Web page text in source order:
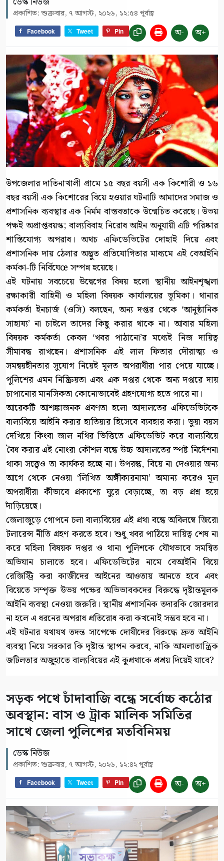
প্রকাশিত: শুক্রবার, ৭ আগস্ট, ২০২৬, ১২:৫৪ পূর্বাহ্ণ
Facebook Tweet Pin অ- অ+
উপজেলার দাতিনাখালী গ্রামে ১৫ বছর বয়সী এক কিশোরী ও ১৬
বছর বয়সী এক কিশোরের বিয়ে হওয়ার ঘটনাটি আমাদের সমাজ ও
প্রশাসনিক ব্যবস্থার এক নির্মম বাস্তবতাকে উন্মেচিত করেছে। উভয়
পক্ষই অপ্রাপ্তবয়স্ক; বাল্যবিবাহ নিরোধ আইন অনুযায়ী এটি পরিষ্কার
শাস্তিযোগ্য অপরাধ। অথচ এফিডেভিটের দোহাই দিয়ে এবং
প্রশাসনিক দায় ঠেলার অদ্ভুত প্রতিযোগিতার মাধ্যমে এই বেআইনি
কর্মকা-টি নির্বিঘেœ সম্পন্ন হয়েছে।
এই ঘটনায় সবচেয়ে উদ্বেগের বিষয় হলো স্থানীয় আইনশৃঙ্খলা
রক্ষাকারী বাহিনী ও মহিলা বিষয়ক কার্যালয়ের ভূমিকা। থানার
কর্মকর্তা ইনচার্জ (ওসি) বলছেন, অন্য দপ্তর থেকে ‘আনুষ্ঠানিক
সাহায্য’ না চাইলে তাদের কিছু করার থাকে না। আবার মহিলা
বিষয়ক কর্মকর্তা কেবল ‘খবর পাঠানো’র মধ্যেই নিজ দায়িত্ব
সীমাবদ্ধ রাখছেন। প্রশাসনিক এই লাল ফিতার দৌরাত্ম্য ও
সমন্বয়হীনতার সুযোগ নিয়েই মূলত অপরাধীরা পার পেয়ে যাচ্ছে।
পুলিশের এমন নিষ্ক্রিয়তা এবং এক দপ্তর থেকে অন্য দপ্তরে দায়
চাপানোর মানসিকতা কোনোভাবেই গ্রহণযোগ্য হতে পারে না।
আরেকটি আশঙ্কাজনক প্রবণতা হলো আদালতের এফিডেভিটকে
বাল্যবিয়ে আইনি করার হাতিয়ার হিসেবে ব্যবহার করা। ভুয়া বয়স
দেখিয়ে কিংবা জাল নথির ভিত্তিতে এফিডেভিট করে বাল্যবিয়ে
বৈধ করার এই নোংরা কৌশল বন্ধে উচ্চ আদালতের স্পষ্ট নির্দেশনা
থাকা সত্ত্বেও তা কার্যকর হচ্ছে না। উপরন্তু, বিয়ে না দেওয়ার জন্য
আগে থেকে নেওয়া ‘লিখিত অঙ্গীকারনামা’ অমান্য করেও মূল
অপরাধীরা কীভাবে প্রকাশ্যে ঘুরে বেড়াচ্ছে, তা বড় প্রশ্ন হয়ে
দাঁড়িয়েছে।
জেলাজুড়ে গোপনে চলা বাল্যবিয়ের এই প্রথা বন্ধে অবিলম্বে জিরো
টলারেন্স নীতি গ্রহণ করতে হবে। শুধু খবর পাঠিয়ে দায়িত্ব শেষ না
করে মহিলা বিষয়ক দপ্তর ও থানা পুলিশকে যৌথভাবে সমন্বিত
অভিযান চালাতে হবে। এফিডেভিটের নামে বেআইনি বিয়ে
রেজিস্ট্রি করা কাজীদের আইনের আওতায় আনতে হবে এবং
বিয়েতে সম্পৃক্ত উভয় পক্ষের অভিভাবকদের বিরুদ্ধে দৃষ্টান্তমূলক
আইনি ব্যবস্থা নেওয়া জরুরি। স্থানীয় প্রশাসনিক তদারকি জোরদার
না হলে এ ধরনের অপরাধ প্রতিরোধ করা কখনোই সম্ভব হবে না।
এই ঘটনার যথাযথ তদন্ত সাপেক্ষে দোষীদের বিরুদ্ধে দ্রুত আইনি
ব্যবস্থা নিয়ে সরকার কি দৃষ্টান্ত স্থাপন করবে, নাকি আমলাতান্ত্রিক
জটিলতার অজুহাতে বাল্যবিয়ের এই কুপ্রথাকে প্রশ্রয় দিয়েই যাবে?
সড়ক পথে চাঁদাবাজি বন্ধে সর্বোচ্চ কঠোর
অবস্থান: বাস ও ট্রাক মালিক সমিতির
সাথে জেলা পুলিশের মতবিনিময়
ডেস্ক নিউজ
প্রকাশিত: শুক্রবার, ৭ আগস্ট, ২০২৬, ১২:৪২ পূর্বাহ্ণ
Facebook Tweet Pin অ- অ+